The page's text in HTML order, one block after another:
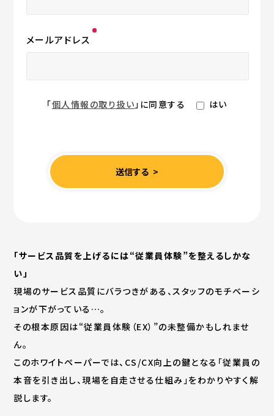
「サービス品質を上げるには“従業員体験”を整えるしかな
い」
現場のサービス品質にバラつきがある、スタッフのモチベーシ
ョンが下がっている…。
その根本原因は“従業員体験（EX）”の未整備かもしれませ
ん。
このホワイトペーパーでは、CS/CX向上の鍵となる「従業員の
本音を引き出し、現場を自走させる仕組み」をわかりやすく解
説します。
メールアドレス
「個人情報の取り扱い」に同意する はい